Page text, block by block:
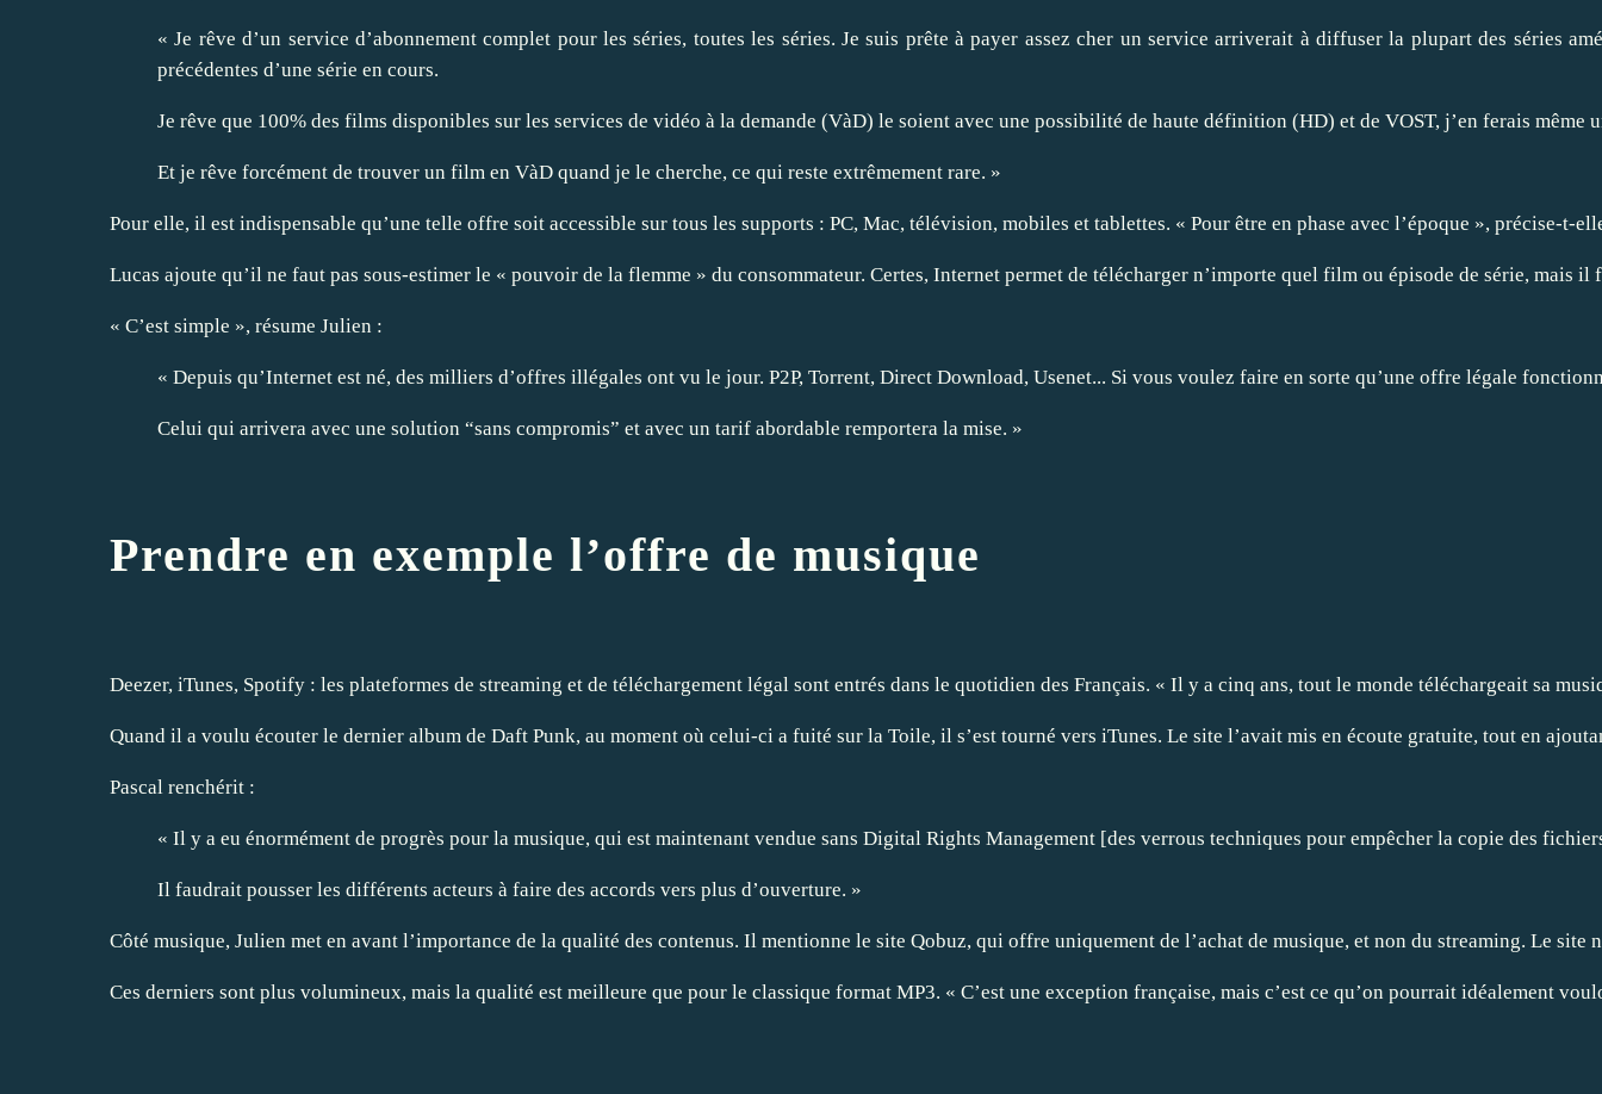
« Je rêve d’un service d’abonnement complet pour les séries, toutes les séries. Je suis prête à payer assez cher un service arriverait à diffuser la plupart des
précédentes d’une série en cours.
Je rêve que 100% des films disponibles sur les services de vidéo à la demande (VàD) le soient avec une possibilité de haute définition (HD) et de VOST, j’en ferais même
Et je rêve forcément de trouver un film en VàD quand je le cherche, ce qui reste extrêmement rare. »
Pour elle, il est indispensable qu’une telle offre soit accessible sur tous les supports : PC, Mac, télévision, mobiles et tablettes. « Pour être en phase avec l’époque », précise-t-
Lucas ajoute qu’il ne faut pas sous-estimer le « pouvoir de la flemme » du consommateur. Certes, Internet permet de télécharger n’importe quel film ou épisode de série,
« C’est simple », résume Julien :
« Depuis qu’Internet est né, des milliers d’offres illégales ont vu le jour. P2P, Torrent, Direct Download, Usenet... Si vous voulez faire en sorte qu’une offre légale
Celui qui arrivera avec une solution “sans compromis” et avec un tarif abordable remportera la mise. »
Prendre en exemple l’offre de musique
Deezer, iTunes, Spotify : les plateformes de streaming et de téléchargement légal sont entrés dans le quotidien des Français. « Il y a cinq ans, tout le monde téléchargeait sa
Quand il a voulu écouter le dernier album de Daft Punk, au moment où celui-ci a fuité sur la Toile, il s’est tourné vers iTunes. Le site l’avait mis en écoute gratuite, tout en
Pascal renchérit :
« Il y a eu énormément de progrès pour la musique, qui est maintenant vendue sans Digital Rights Management [des verrous techniques pour empêcher la copie des
Il faudrait pousser les différents acteurs à faire des accords vers plus d’ouverture. »
Côté musique, Julien met en avant l’importance de la qualité des contenus. Il mentionne le site Qobuz, qui offre uniquement de l’achat de musique, et non du streaming. Le
Ces derniers sont plus volumineux, mais la qualité est meilleure que pour le classique format MP3. « C’est une exception française, mais c’est ce qu’on pourrait idéalement